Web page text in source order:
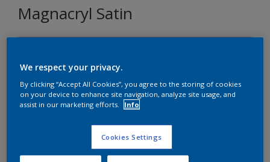
Magnacryl Satin
1L
We respect your privacy.
By clicking “Accept All Cookies”, you agree to the storing of cookies
on your device to enhance site navigation, analyze site usage, and
assist in our marketing efforts.
Info
Cookies Settings